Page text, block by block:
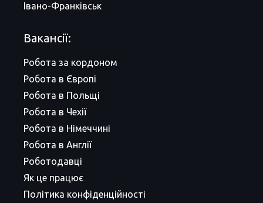
Івано-Франківськ
Вакансії:
Робота за кордоном
Робота в Європі
Робота в Польщі
Робота в Чехії
Робота в Німеччині
Робота в Англії
Роботодавці
Як це працює
Політика конфіденційності